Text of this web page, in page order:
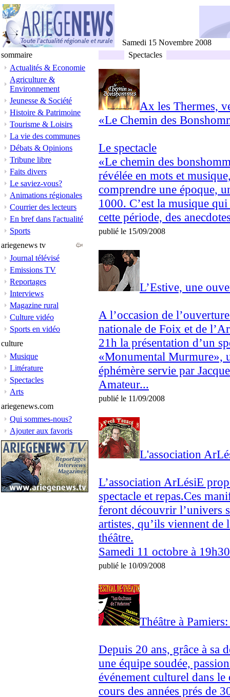
Samedi 15 Novembre 2008
sommaire
Actualités & Economie
Agriculture &
Environnement
Jeunesse & Société
Histoire & Patrimoine
Tourisme & Loisirs
La vie des communes
Débats & Opinions
Tribune libre
Faits divers
Le saviez-vous?
Animations régionales
Courrier des lecteurs
En bref dans l'actualité
Sports
ariegenews tv
Journal télévisé
Emissions TV
Reportages
Interviews
Magazine rural
Culture vidéo
Sports en vidéo
culture
Musique
Littérature
Spectacles
Arts
ariegenews.com
Qui sommes-nous?
Ajouter aux favoris
Spectacles
Ax les Thermes,
«Le Chemin des
Le spectacle
«Le chemin des
révélée en mots et
comprendre une époque,
1000. C’est la musique
cette période, des
publié le 15/09/2008
L’Estive, une
A l’occasion de
nationale de Foix et de
21h la présentation d’un
«Monumental Murmure»,
éphémère servie par
Amateur...
publié le 11/09/2008
L'association
L’association ArLésiE
spectacle et repas.Ces
feront découvrir l’univers
artistes, qu’ils viennent de
théâtre.
Samedi 11 octobre à
publié le 10/09/2008
Théâtre à
Depuis 20 ans, grâce à sa
une équipe soudée,
événement culturel dans le
cours des années prés de